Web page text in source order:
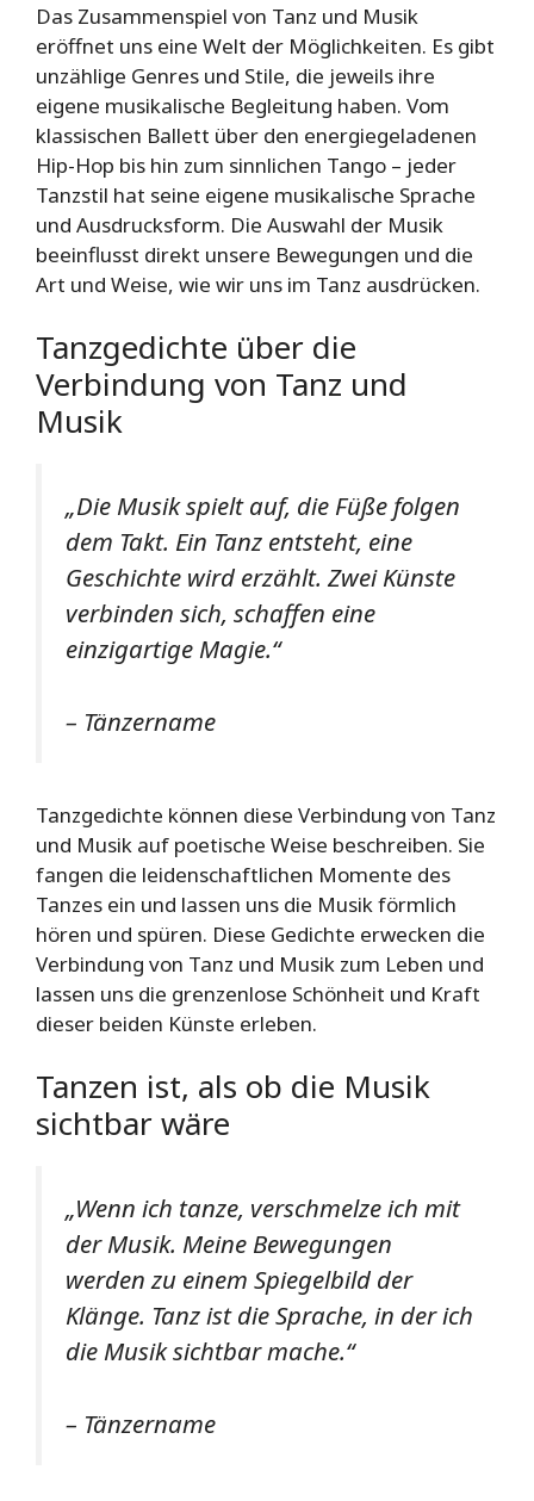
Das Zusammenspiel von Tanz und Musik
eröffnet uns eine Welt der Möglichkeiten. Es gibt
unzählige Genres und Stile, die jeweils ihre
eigene musikalische Begleitung haben. Vom
klassischen Ballett über den energiegeladenen
Hip-Hop bis hin zum sinnlichen Tango – jeder
Tanzstil hat seine eigene musikalische Sprache
und Ausdrucksform. Die Auswahl der Musik
beeinflusst direkt unsere Bewegungen und die
Art und Weise, wie wir uns im Tanz ausdrücken.
Tanzgedichte über die
Verbindung von Tanz und
Musik
„Die Musik spielt auf, die Füße folgen
dem Takt. Ein Tanz entsteht, eine
Geschichte wird erzählt. Zwei Künste
verbinden sich, schaffen eine
einzigartige Magie.“
– Tänzername
Tanzgedichte können diese Verbindung von Tanz
und Musik auf poetische Weise beschreiben. Sie
fangen die leidenschaftlichen Momente des
Tanzes ein und lassen uns die Musik förmlich
hören und spüren. Diese Gedichte erwecken die
Verbindung von Tanz und Musik zum Leben und
lassen uns die grenzenlose Schönheit und Kraft
dieser beiden Künste erleben.
Tanzen ist, als ob die Musik
sichtbar wäre
„Wenn ich tanze, verschmelze ich mit
der Musik. Meine Bewegungen
werden zu einem Spiegelbild der
Klänge. Tanz ist die Sprache, in der ich
die Musik sichtbar mache.“
– Tänzername